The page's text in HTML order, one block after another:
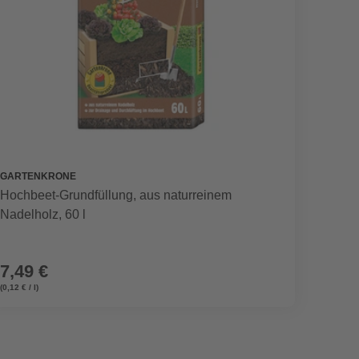
GARTENKRONE
Hochbeet-Grundfüllung, aus naturreinem
Nadelholz, 60 l
7,49 €
(0,12 € / l)